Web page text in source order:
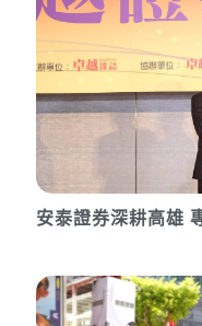
安泰證券深耕高雄